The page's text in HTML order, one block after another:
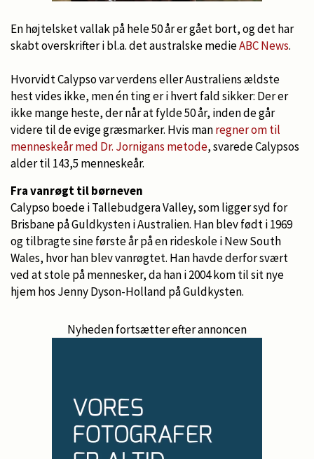
En højtelsket vallak på hele 50 år er gået bort, og det har
skabt overskrifter i bl.a. det australske medieABC News.
Hvorvidt Calypso var verdens eller Australiens ældste
hest vides ikke, men én ting er i hvert fald sikker: Der er
ikke mange heste, der når at fylde 50 år, inden de går
videre til de evige græsmarker. Hvis manregner om til
menneskeår med Dr. Jornigans metode, svarede Calypsos
alder til 143,5 menneskeår.
Fra vanrøgt til børneven
Calypso boede i Tallebudgera Valley, som ligger syd for
Brisbane på Guldkysten i Australien. Han blev født i 1969
og tilbragte sine første år på en rideskole i New South
Wales, hvor han blev vanrøgtet. Han havde derfor svært
ved at stole på mennesker, da han i 2004 kom til sit nye
hjem hos Jenny Dyson-Holland på Guldkysten.
Nyheden fortsætter efter annoncen